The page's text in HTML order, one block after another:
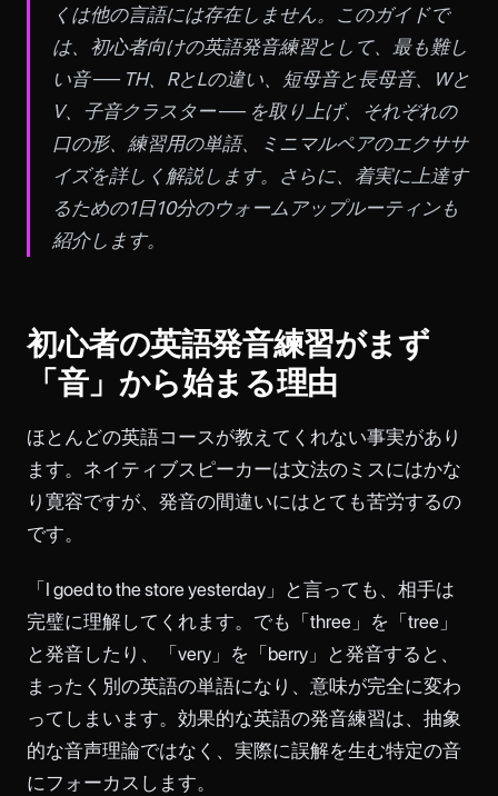
くは他の言語には存在しません。このガイドで
は、初心者向けの英語発音練習として、最も難し
い音 ── TH、RとLの違い、短母音と長母音、Wと
V、子音クラスター ── を取り上げ、それぞれの
口の形、練習用の単語、ミニマルペアのエクササ
イズを詳しく解説します。さらに、着実に上達す
るための1日10分のウォームアップルーティンも
紹介します。
初心者の英語発音練習がまず
「音」から始まる理由
ほとんどの英語コースが教えてくれない事実があり
ます。ネイティブスピーカーは文法のミスにはかな
り寛容ですが、発音の間違いにはとても苦労するの
です。
「I goed to the store yesterday」と言っても、相手は
完璧に理解してくれます。でも「three」を「tree」
と発音したり、「very」を「berry」と発音すると、
まったく別の英語の単語になり、意味が完全に変わ
ってしまいます。効果的な英語の発音練習は、抽象
的な音声理論ではなく、実際に誤解を生む特定の音
にフォーカスします。